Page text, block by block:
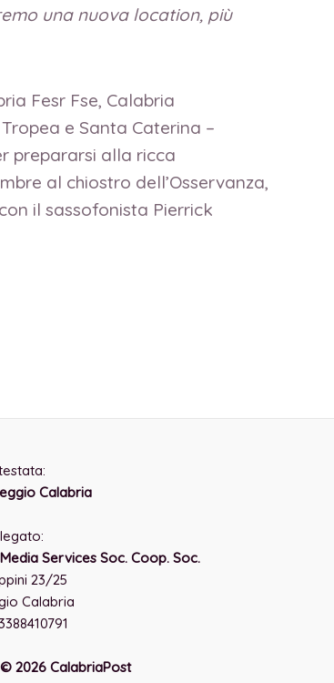
una nuova location, più
Fesr Fse, Calabria
e Santa Caterina –
prepararsi alla ricca
al chiostro dell’Osservanza,
il sassofonista Pierrick
Calabria
Services Soc. Coop. Soc.
23/25
Calabria
2026 CalabriaPost